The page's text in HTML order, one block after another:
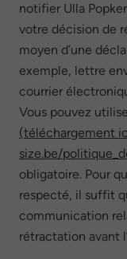
notifier Ulla
votre décision de
moyen d’une
exemple, lettre
courrier
Vous pouvez
(téléchargement
size.be/
obligatoire. Pour
respecté, il suffit
communication
rétractation avant